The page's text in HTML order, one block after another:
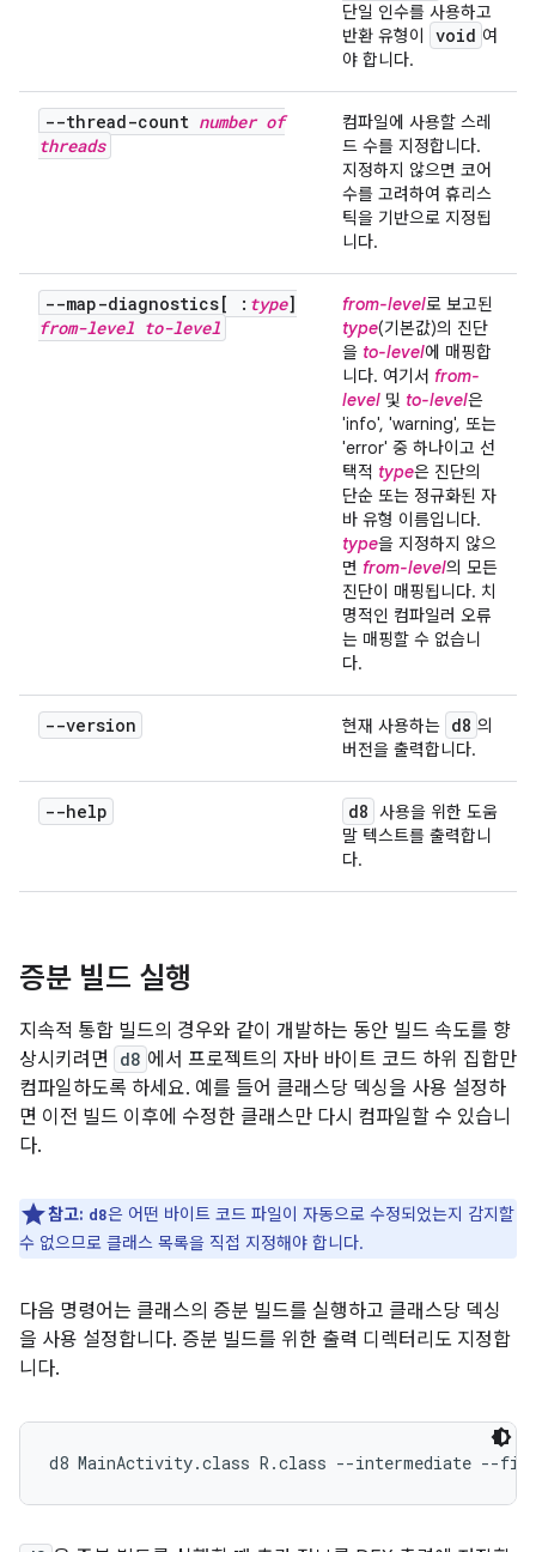
단일 인수를 사용하고
반환 유형이
void 여
야 합니다.
--thread-count number of
threads
컴파일에 사용할 스레
드 수를 지정합니다.
지정하지 않으면 코어
수를 고려하여 휴리스
틱을 기반으로 지정됩
니다.
--map-diagnostics[ : type]
from-level to-level
from-level로 보고된
type(기본값)의 진단
을 to-level에 매핑합
니다. 여기서 from-
level 및 to-level은
'info', 'warning', 또는
'error' 중 하나이고 선
택적 type은 진단의
단순 또는 정규화된 자
바 유형 이름입니다.
type을 지정하지 않으
면 from-level의 모든
진단이 매핑됩니다. 치
명적인 컴파일러 오류
는 매핑할 수 없습니
다.
--version 현재 사용하는 d8 의
버전을 출력합니다.
--help d8 사용을 위한 도움
말 텍스트를 출력합니
다.
증분 빌드 실행
지속적 통합 빌드의 경우와 같이 개발하는 동안 빌드 속도를 향
상시키려면
d8 에서 프로젝트의 자바 바이트 코드 하위 집합만
컴파일하도록 하세요. 예를 들어 클래스당 덱싱을 사용 설정하
면 이전 빌드 이후에 수정한 클래스만 다시 컴파일할 수 있습니
다.
참고: d8은 어떤 바이트 코드 파일이 자동으로 수정되었는지 감지할
수 없으므로 클래스 목록을 직접 지정해야 합니다.
다음 명령어는 클래스의 증분 빌드를 실행하고 클래스당 덱싱
을 사용 설정합니다. 증분 빌드를 위한 출력 디렉터리도 지정합
니다.